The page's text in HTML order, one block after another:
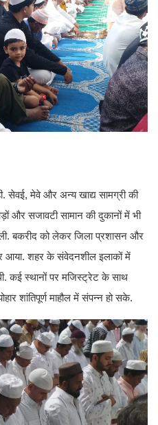
सेवई, मेवे और अन्य खाद्य सामग्री की
और सजावटी सामान की दुकानों में भी
बकरीद को लेकर जिला प्रशासन और
आया. शहर के संवेदनशील इलाकों में
कई स्थानों पर मजिस्ट्रेट के साथ
शांतिपूर्ण माहौल में संपन्न हो सके.